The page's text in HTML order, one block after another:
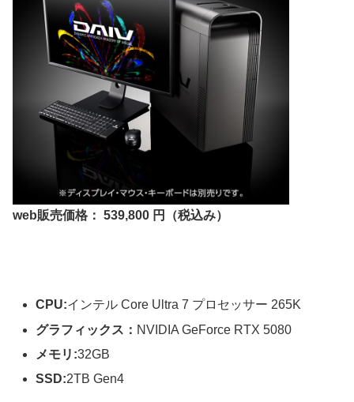
web販売価格： 539,800 円（税込み）
CPU:インテル Core Ultra 7 プロセッサー 265K
グラフィックス： NVIDIA GeForce RTX 5080
メモリ:32GB
SSD:2TB Gen4